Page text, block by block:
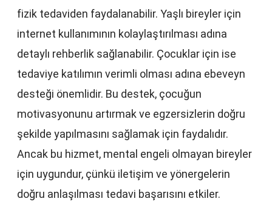
fizik tedaviden faydalanabilir. Yaşlı bireyler için
internet kullanımının kolaylaştırılması adına
detaylı rehberlik sağlanabilir. Çocuklar için ise
tedaviye katılımın verimli olması adına ebeveyn
desteği önemlidir. Bu destek, çocuğun
motivasyonunu artırmak ve egzersizlerin doğru
şekilde yapılmasını sağlamak için faydalıdır.
Ancak bu hizmet, mental engeli olmayan bireyler
için uygundur, çünkü iletişim ve yönergelerin
doğru anlaşılması tedavi başarısını etkiler.